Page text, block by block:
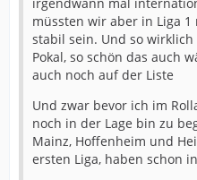
müssten wir aber in Liga
stabil sein. Und so
Pokal, so schön das auch
auch noch auf der Liste
Und zwar bevor ich im
noch in der Lage bin zu
Mainz, Hoffenheim und
ersten Liga, haben schon